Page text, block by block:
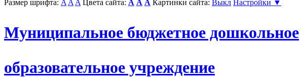
Размер шрифта: A A A Цвета сайта: A A A Картинки сайта: Выкл Настройки ▼
Муниципальное бюджетное дошкольное
образовательное учреждение